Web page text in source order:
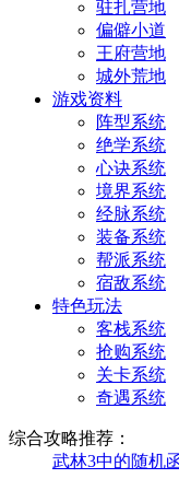
驻扎营地
偏僻小道
王府营地
城外荒地
游戏资料
阵型系统
绝学系统
心诀系统
境界系统
经脉系统
装备系统
帮派系统
宿敌系统
特色玩法
客栈系统
抢购系统
关卡系统
奇遇系统
综合攻略推荐：
武林3中的随机